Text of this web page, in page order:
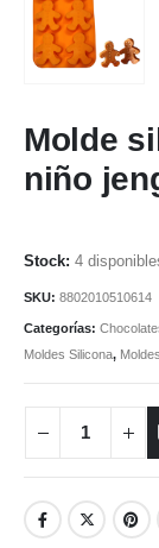
Molde
niño
4
SKU: 8802010510614
Categorías:
Moldes Silicona,